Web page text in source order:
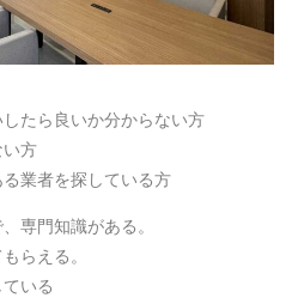
たら良いか分からない方
い方
業者を探している方
専門知識がある。
らえる。
いる